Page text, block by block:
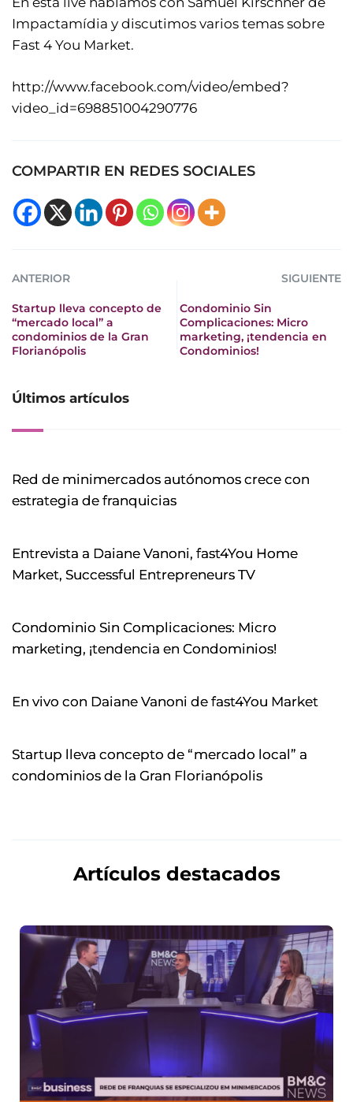
Impactamídia y discutimos varios temas sobre
Fast 4 You Market.
http://www.facebook.com/video/embed?
video_id=698851004290776
COMPARTIR EN REDES SOCIALES
ANTERIOR SIGUIENTE
Startup lleva concepto de
“mercado local” a
condominios de la Gran
Florianópolis
Condominio Sin
Complicaciones: Micro
marketing, ¡tendencia en
Condominios!
Últimos artículos
Red de minimercados autónomos crece con
estrategia de franquicias
Entrevista a Daiane Vanoni, fast4You Home
Market, Successful Entrepreneurs TV
Condominio Sin Complicaciones: Micro
marketing, ¡tendencia en Condominios!
En vivo con Daiane Vanoni de fast4You Market
Startup lleva concepto de “mercado local” a
condominios de la Gran Florianópolis
Artículos destacados